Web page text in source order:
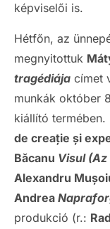
képviselői is.
Hétfőn, az
megnyitottuk
tragédiája címet
munkák október
kiállító
de creație și
Băcanu Visul (Az
Alexandru
Andrea
produkció (r.: